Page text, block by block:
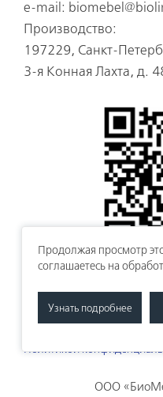
e-mail:
Производство:
197229, Санкт-
3-я Конная Лахта, д.
Политикой
ООО
Продолжая просмотр
соглашаетесь на
Узнать подробнее